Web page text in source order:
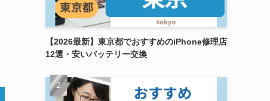
【2026最新】東京都でおすすめのiPhone修理店
12選・安いバッテリー交換